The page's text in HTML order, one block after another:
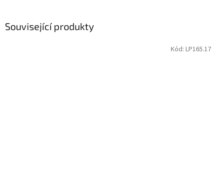
Související produkty
Kód: LP165.17